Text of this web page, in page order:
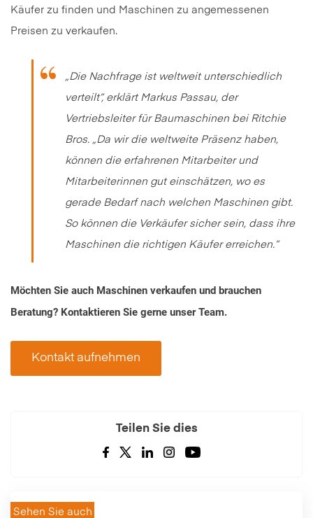
Käufer zu finden und Maschinen zu angemessenen
Preisen zu verkaufen.
„Die Nachfrage ist weltweit unterschiedlich
verteilt“, erklärt Markus Passau, der
Vertriebsleiter für Baumaschinen bei Ritchie
Bros. „Da wir die weltweite Präsenz haben,
können die erfahrenen Mitarbeiter und
Mitarbeiterinnen gut einschätzen, wo es
gerade Bedarf nach welchen Maschinen gibt.
So können die Verkäufer sicher sein, dass ihre
Maschinen die richtigen Käufer erreichen.“
Möchten Sie auch Maschinen verkaufen und brauchen
Beratung? Kontaktieren Sie gerne unser Team.
Kontakt aufnehmen
Teilen Sie dies
Sehen Sie auch